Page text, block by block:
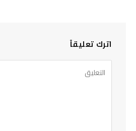
اترك تعليقاً